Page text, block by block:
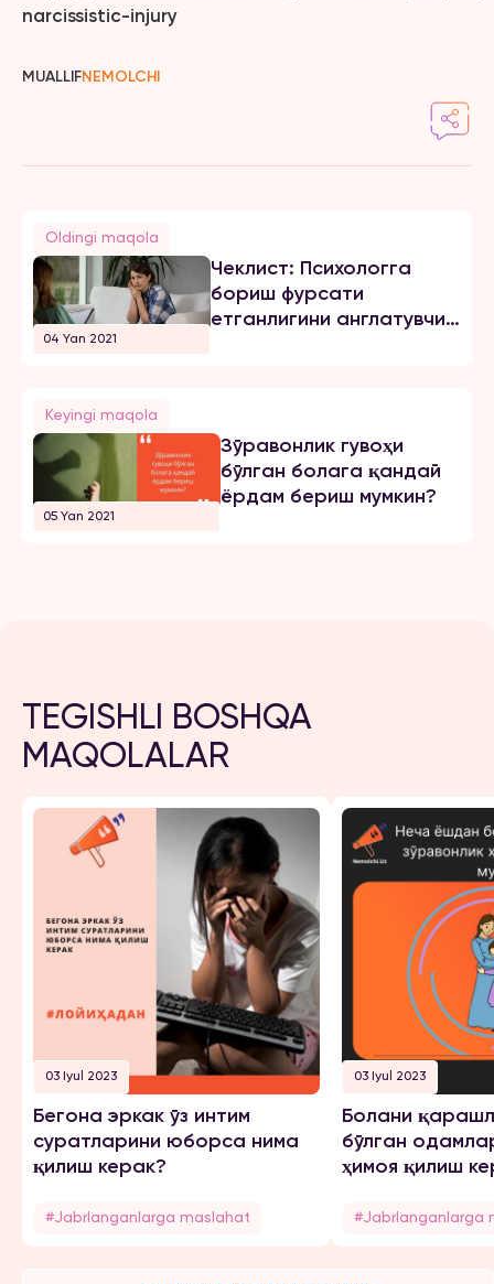
narcissistic-injury
MUALLIFNEMOLCHI
Oldingi maqola
04 Yan 2021
Чеклист: Психологга
бориш фурсати
етганлигини англатувчи
Keyingi maqola
05 Yan 2021
Зўравонлик гувоҳи
бўлган болага қандай
ёрдам бериш мумкин?
TEGISHLI BOSHQA
MAQOLALAR
03 Iyul 2023
Бегона эркак ўз интим
суратларини юборса нима
қилиш керак?
#Jabrlanganlarga maslahat
03 Iyul 2023
Болани
бўлган
ҳимоя қилиш
#Jabrlanganlarga